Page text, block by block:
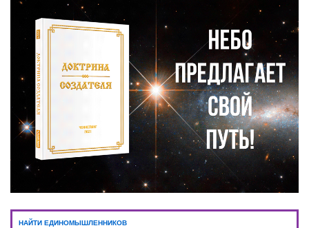
НАЙТИ ЕДИНОМЫШЛЕННИКОВ